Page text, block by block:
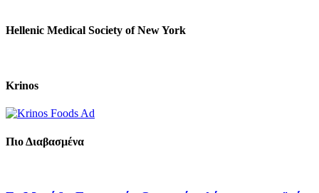
Hellenic Medical Society of New York
Krinos
Πιο Διαβασμένα